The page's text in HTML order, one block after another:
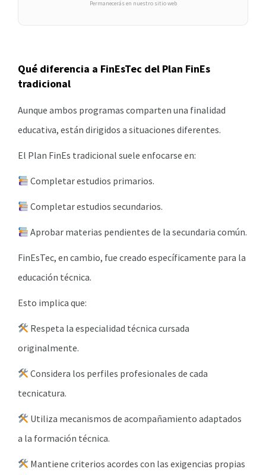
Permanecerás en nuestro sitio web
Qué diferencia a FinEsTec del Plan FinEs
tradicional
Aunque ambos programas comparten una finalidad
educativa, están dirigidos a situaciones diferentes.
El Plan FinEs tradicional suele enfocarse en:
Completar estudios primarios.
Completar estudios secundarios.
Aprobar materias pendientes de la secundaria común.
FinEsTec, en cambio, fue creado específicamente para la
educación técnica.
Esto implica que:
Respeta la especialidad técnica cursada
originalmente.
Considera los perfiles profesionales de cada
tecnicatura.
Utiliza mecanismos de acompañamiento adaptados
a la formación técnica.
Mantiene criterios acordes con las exigencias propias